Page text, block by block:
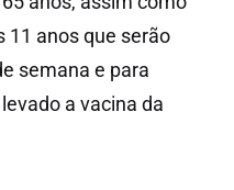
11 anos que serão
semana e para
a vacina da